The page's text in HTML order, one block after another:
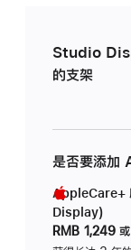
Studio
的支架
是否要添加
AppleCare+
Display)
RMB 1,249 或